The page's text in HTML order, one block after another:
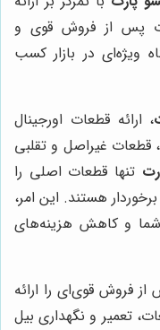
پس از فروش قوی و
ویژه‌ای در بازار کسب
، ارائه قطعات اورجینال
قطعات غیراصل و تقلبی
تنها قطعات اصلی را
هستند. این امر،
و کاهش هزینه‌های
فروش قوی‌ای را ارائه
تعمیر و نگهداری بیل